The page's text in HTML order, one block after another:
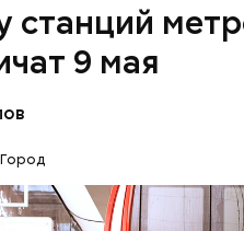
станций
9 мая
Город
и лаборатории
реальные
школьники